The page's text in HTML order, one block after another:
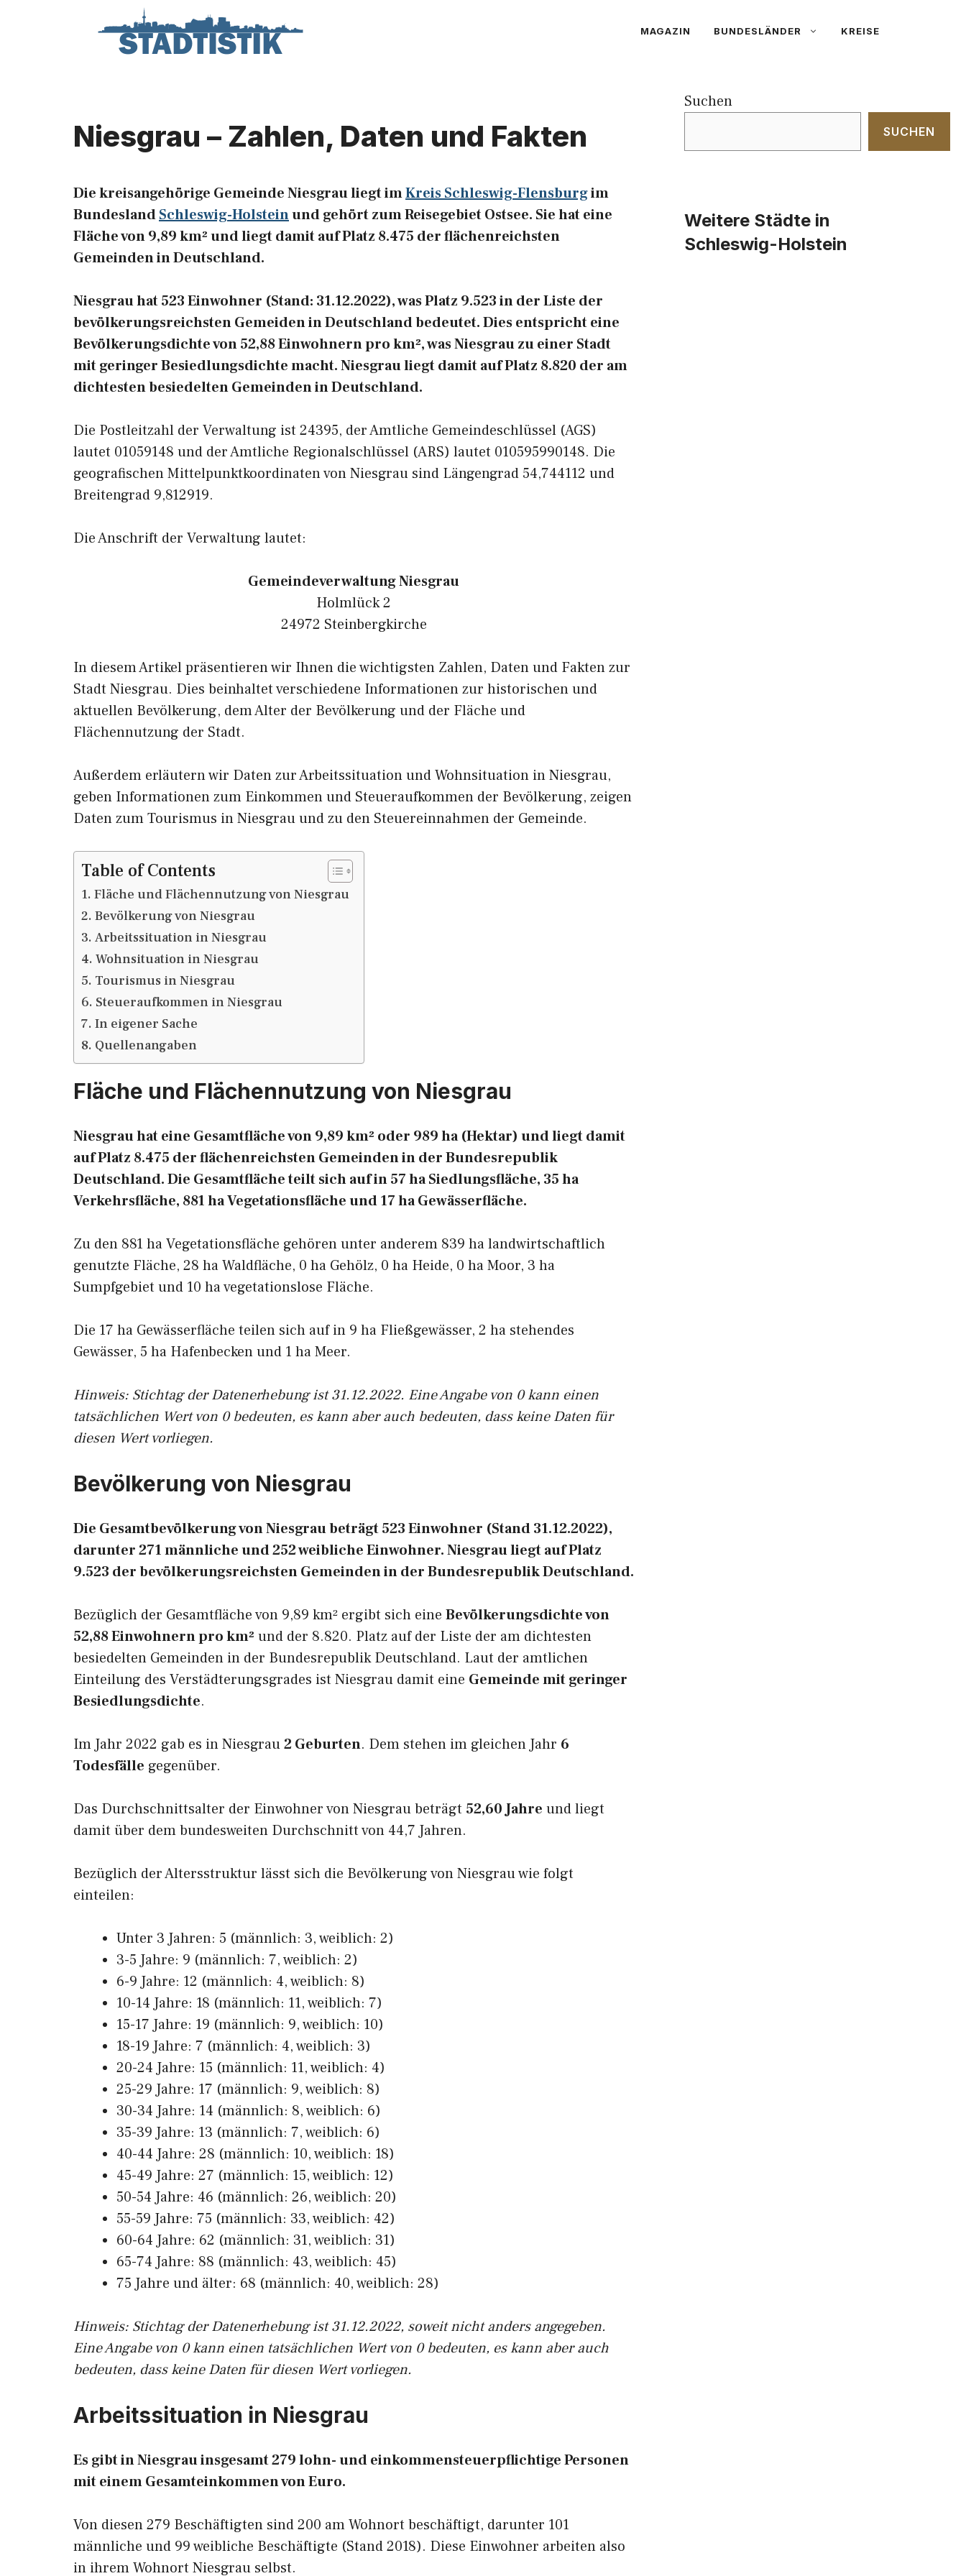
MAGAZIN BUNDESLÄNDER KREISE
Niesgrau – Zahlen, Daten und Fakten
Die kreisangehörige Gemeinde Niesgrau liegt imKreis Schleswig-Flensburgim
BundeslandSchleswig-Holsteinund gehört zum Reisegebiet Ostsee. Sie hat eine
Fläche von 9,89 km² und liegt damit auf Platz 8.475 der flächenreichsten
Gemeinden in Deutschland.
Niesgrau hat 523 Einwohner (Stand: 31.12.2022), was Platz 9.523 in der Liste der
bevölkerungsreichsten Gemeiden in Deutschland bedeutet. Dies entspricht eine
Bevölkerungsdichte von 52,88 Einwohnern pro km², was Niesgrau zu einer Stadt
mit geringer Besiedlungsdichte macht. Niesgrau liegt damit auf Platz 8.820 der am
dichtesten besiedelten Gemeinden in Deutschland.
Die Postleitzahl der Verwaltung ist 24395, der Amtliche Gemeindeschlüssel (AGS)
lautet 01059148 und der Amtliche Regionalschlüssel (ARS) lautet 010595990148. Die
geografischen Mittelpunktkoordinaten von Niesgrau sind Längengrad 54,744112 und
Breitengrad 9,812919.
Die Anschrift der Verwaltung lautet:
Gemeindeverwaltung Niesgrau
Holmlück 2
24972 Steinbergkirche
In diesem Artikel präsentieren wir Ihnen die wichtigsten Zahlen, Daten und Fakten zur
Stadt Niesgrau. Dies beinhaltet verschiedene Informationen zur historischen und
aktuellen Bevölkerung, dem Alter der Bevölkerung und der Fläche und
Flächennutzung der Stadt.
Außerdem erläutern wir Daten zur Arbeitssituation und Wohnsituation in Niesgrau,
geben Informationen zum Einkommen und Steueraufkommen der Bevölkerung, zeigen
Daten zum Tourismus in Niesgrau und zu den Steuereinnahmen der Gemeinde.
Table of Contents
Fläche und Flächennutzung von Niesgrau
Bevölkerung von Niesgrau
Arbeitssituation in Niesgrau
Wohnsituation in Niesgrau
Tourismus in Niesgrau
Steueraufkommen in Niesgrau
In eigener Sache
Quellenangaben
Fläche und Flächennutzung von Niesgrau
Niesgrau hat eine Gesamtfläche von 9,89 km² oder 989 ha (Hektar) und liegt damit
auf Platz 8.475 der flächenreichsten Gemeinden in der Bundesrepublik
Deutschland. Die Gesamtfläche teilt sich auf in 57 ha Siedlungsfläche, 35 ha
Verkehrsfläche, 881 ha Vegetationsfläche und 17 ha Gewässerfläche.
Zu den 881 ha Vegetationsfläche gehören unter anderem 839 ha landwirtschaftlich
genutzte Fläche, 28 ha Waldfläche, 0 ha Gehölz, 0 ha Heide, 0 ha Moor, 3 ha
Sumpfgebiet und 10 ha vegetationslose Fläche.
Die 17 ha Gewässerfläche teilen sich auf in 9 ha Fließgewässer, 2 ha stehendes
Gewässer, 5 ha Hafenbecken und 1 ha Meer.
Hinweis: Stichtag der Datenerhebung ist 31.12.2022. Eine Angabe von 0 kann einen
tatsächlichen Wert von 0 bedeuten, es kann aber auch bedeuten, dass keine Daten für
diesen Wert vorliegen.
Bevölkerung von Niesgrau
Die Gesamtbevölkerung von Niesgrau beträgt 523 Einwohner (Stand 31.12.2022),
darunter 271 männliche und 252 weibliche Einwohner. Niesgrau liegt auf Platz
9.523 der bevölkerungsreichsten Gemeinden in der Bundesrepublik Deutschland.
Bezüglich der Gesamtfläche von 9,89 km² ergibt sich eine Bevölkerungsdichte von
52,88 Einwohnern pro km² und der 8.820. Platz auf der Liste der am dichtesten
besiedelten Gemeinden in der Bundesrepublik Deutschland. Laut der amtlichen
Einteilung des Verstädterungsgrades ist Niesgrau damit eine Gemeinde mit geringer
Besiedlungsdichte.
Im Jahr 2022 gab es in Niesgrau2 Geburten. Dem stehen im gleichen Jahr 6
Todesfälle gegenüber.
Das Durchschnittsalter der Einwohner von Niesgrau beträgt 52,60 Jahre und liegt
damit über dem bundesweiten Durchschnitt von 44,7 Jahren.
Bezüglich der Altersstruktur lässt sich die Bevölkerung von Niesgrau wie folgt
einteilen:
Unter 3 Jahren: 5 (männlich: 3, weiblich: 2)
3-5 Jahre: 9 (männlich: 7, weiblich: 2)
6-9 Jahre: 12 (männlich: 4, weiblich: 8)
10-14 Jahre: 18 (männlich: 11, weiblich: 7)
15-17 Jahre: 19 (männlich: 9, weiblich: 10)
18-19 Jahre: 7 (männlich: 4, weiblich: 3)
20-24 Jahre: 15 (männlich: 11, weiblich: 4)
25-29 Jahre: 17 (männlich: 9, weiblich: 8)
30-34 Jahre: 14 (männlich: 8, weiblich: 6)
35-39 Jahre: 13 (männlich: 7, weiblich: 6)
40-44 Jahre: 28 (männlich: 10, weiblich: 18)
45-49 Jahre: 27 (männlich: 15, weiblich: 12)
50-54 Jahre: 46 (männlich: 26, weiblich: 20)
55-59 Jahre: 75 (männlich: 33, weiblich: 42)
60-64 Jahre: 62 (männlich: 31, weiblich: 31)
65-74 Jahre: 88 (männlich: 43, weiblich: 45)
75 Jahre und älter: 68 (männlich: 40, weiblich: 28)
Hinweis: Stichtag der Datenerhebung ist 31.12.2022, soweit nicht anders angegeben.
Eine Angabe von 0 kann einen tatsächlichen Wert von 0 bedeuten, es kann aber auch
bedeuten, dass keine Daten für diesen Wert vorliegen.
Arbeitssituation in Niesgrau
Es gibt in Niesgrau insgesamt 279 lohn- und einkommensteuerpflichtige Personen
mit einem Gesamteinkommen von Euro.
Von diesen 279 Beschäftigten sind 200 am Wohnort beschäftigt, darunter 101
männliche und 99 weibliche Beschäftigte (Stand 2018). Diese Einwohner arbeiten also
in ihrem Wohnort Niesgrau selbst.
Suchen
SUCHEN
Weitere Städte in
Schleswig-Holstein